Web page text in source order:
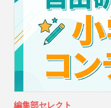
編集部セレクト